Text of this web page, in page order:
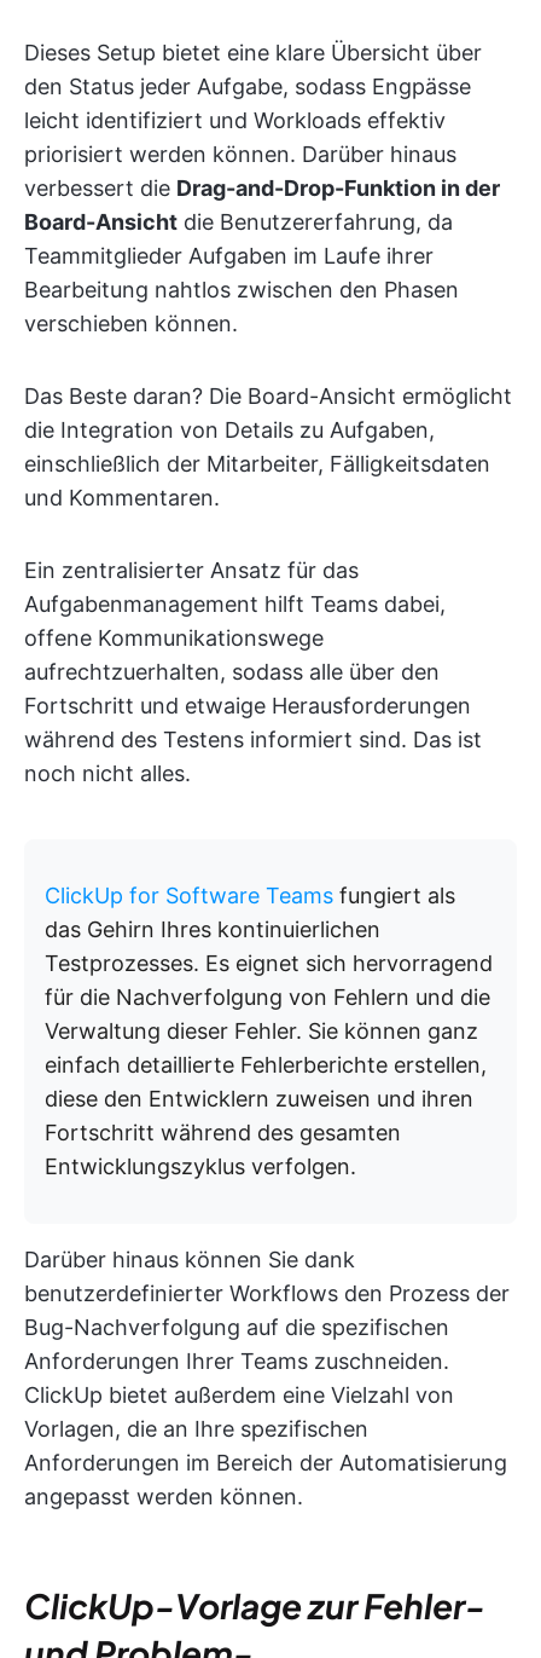
Dieses Setup bietet eine klare Übersicht über
den Status jeder Aufgabe, sodass Engpässe
leicht identifiziert und Workloads effektiv
priorisiert werden können. Darüber hinaus
verbessert die Drag-and-Drop-Funktion in der
Board-Ansicht die Benutzererfahrung, da
Teammitglieder Aufgaben im Laufe ihrer
Bearbeitung nahtlos zwischen den Phasen
verschieben können.
Das Beste daran? Die Board-Ansicht ermöglicht
die Integration von Details zu Aufgaben,
einschließlich der Mitarbeiter, Fälligkeitsdaten
und Kommentaren.
Ein zentralisierter Ansatz für das
Aufgabenmanagement hilft Teams dabei,
offene Kommunikationswege
aufrechtzuerhalten, sodass alle über den
Fortschritt und etwaige Herausforderungen
während des Testens informiert sind. Das ist
noch nicht alles.
ClickUp for Software Teams fungiert als
das Gehirn Ihres kontinuierlichen
Testprozesses. Es eignet sich hervorragend
für die Nachverfolgung von Fehlern und die
Verwaltung dieser Fehler. Sie können ganz
einfach detaillierte Fehlerberichte erstellen,
diese den Entwicklern zuweisen und ihren
Fortschritt während des gesamten
Entwicklungszyklus verfolgen.
Darüber hinaus können Sie dank
benutzerdefinierter Workflows den Prozess der
Bug-Nachverfolgung auf die spezifischen
Anforderungen Ihrer Teams zuschneiden.
ClickUp bietet außerdem eine Vielzahl von
Vorlagen, die an Ihre spezifischen
Anforderungen im Bereich der Automatisierung
angepasst werden können.
ClickUp-Vorlage zur Fehler-